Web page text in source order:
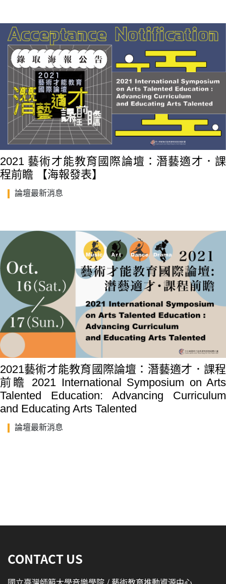
2021 藝術才能教育國際論壇：潛藝適才．課
程前瞻 【海報發表】
論壇最新消息
2021藝術才能教育國際論壇：潛藝適才．課程
前瞻 2021 International Symposium on Arts
Talented Education: Advancing Curriculum
and Educating Arts Talented
論壇最新消息
CONTACT US